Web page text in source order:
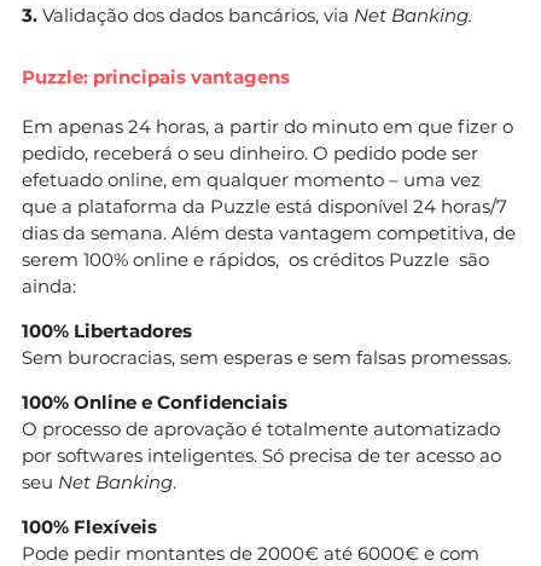
3. Validação dos dados bancários, via Net Banking.
Puzzle: principais vantagens
Em apenas 24 horas, a partir do minuto em que fizer o
pedido, receberá o seu dinheiro. O pedido pode ser
efetuado online, em qualquer momento – uma vez
que a plataforma da Puzzle está disponível 24 horas/7
dias da semana. Além desta vantagem competitiva, de
serem 100% online e rápidos, os créditos Puzzle são
ainda:
100% Libertadores
Sem burocracias, sem esperas e sem falsas promessas.
100% Online e Confidenciais
O processo de aprovação é totalmente automatizado
por softwares inteligentes. Só precisa de ter acesso ao
seu Net Banking.
100% Flexíveis
Pode pedir montantes de 2000€ até 6000€ e com